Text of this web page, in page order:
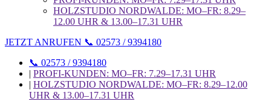
HOLZSTUDIO NORDWALDE: MO–FR: 8.29–
12.00 UHR & 13.00–17.31 UHR
JETZT ANRUFEN 📞 02573 / 9394180
📞 02573 / 9394180
| PROFI-KUNDEN: MO–FR: 7.29–17.31 UHR
| HOLZSTUDIO NORDWALDE: MO–FR: 8.29–12.00
UHR & 13.00–17.31 UHR